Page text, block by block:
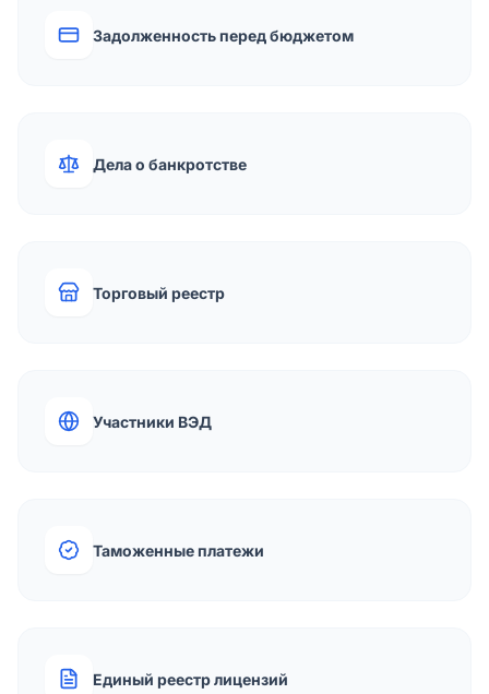
Задолженность перед бюджетом
Дела о банкротстве
Торговый реестр
Участники ВЭД
Таможенные платежи
Единый реестр лицензий